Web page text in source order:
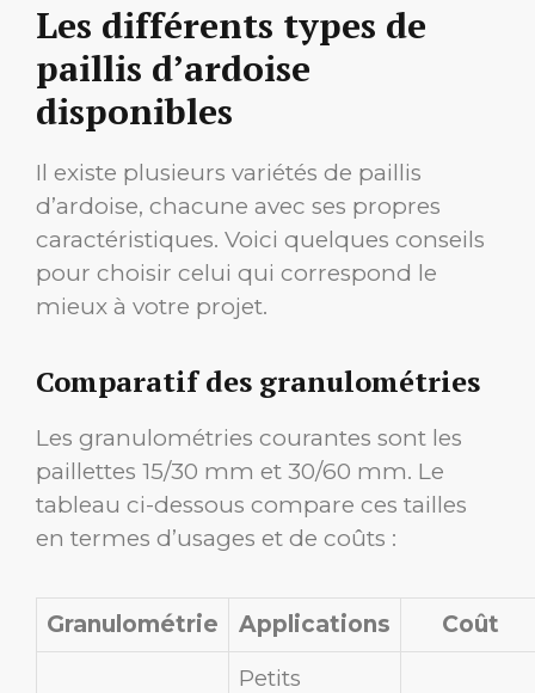
Les différents types de
paillis d’ardoise
disponibles
Il existe plusieurs variétés de paillis
d’ardoise, chacune avec ses propres
caractéristiques. Voici quelques conseils
pour choisir celui qui correspond le
mieux à votre projet.
Comparatif des granulométries
Les granulométries courantes sont les
paillettes 15/30 mm et 30/60 mm. Le
tableau ci-dessous compare ces tailles
en termes d’usages et de coûts :
Granulométrie Applications Coût
Petits